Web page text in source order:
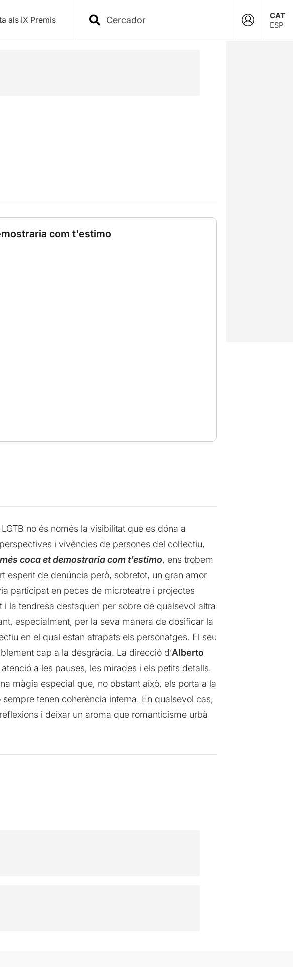
als IX Premis
CAT
ESP
com t'estimo
no és només la visibilitat que es dóna a
i vivències de persones del col·lectiu,
coca et demostraria com t’estimo, ens trobem
esperit de denúncia però, sobretot, un gran amor
participat en peces de microteatre i projectes
la tendresa destaquen per sobre de qualsevol altra
especialment, per la seva manera de dosificar la
en el qual estan atrapats els personatges. El seu
cap a la desgràcia. La direcció d’Alberto
a les pauses, les mirades i els petits detalls.
màgia especial que, no obstant això, els porta a la
tenen coherència interna. En qualsevol cas,
i deixar un aroma que romanticisme urbà